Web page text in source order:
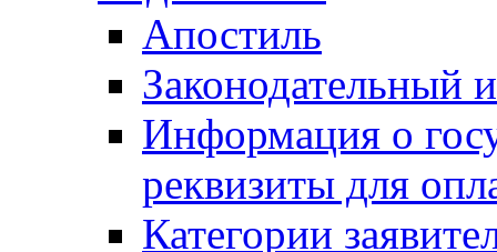
Апостиль
Законодательный
Информация о
реквизиты для
Категории